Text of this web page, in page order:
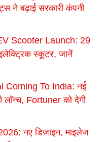
ने बढ़ाई सरकारी कंपनी
Scooter Launch: 29
स्कूटर, जानें
Coming To India: नई
लॉन्च, Fortuner को देगी
नए डिजाइन, माइलेज